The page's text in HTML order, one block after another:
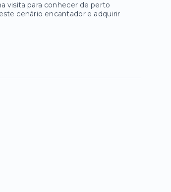
visita para conhecer de perto
cenário encantador e adquirir